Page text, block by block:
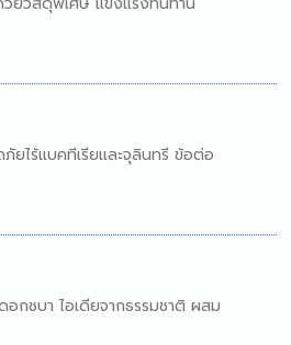
ยไร้แบคทีเรียและจุลินทรี ข้อต่อ
กชบา ไอเดียจากธรรมชาติ ผสม